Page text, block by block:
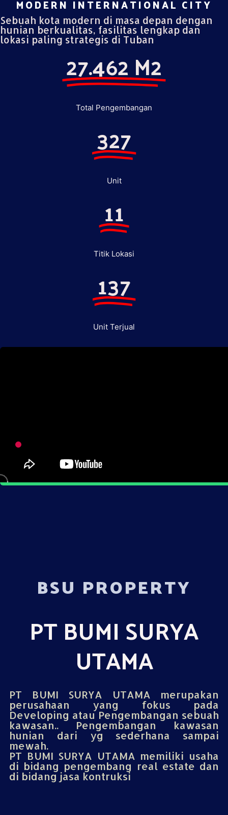
MODERN INTERNATIONAL CITY​
Sebuah kota modern di masa depan dengan
hunian berkualitas, fasilitas lengkap dan
lokasi paling strategis di Tuban
27.462 M2
Total Pengembangan
327
Unit
11
Titik Lokasi
137
Unit Terjual
BSU PROPERTY
PT BUMI SURYA
UTAMA
PT BUMI SURYA UTAMA merupakan
perusahaan yang fokus pada
Developing atau Pengembangan sebuah
kawasan.. Pengembangan kawasan
hunian dari yg sederhana sampai
mewah.
PT BUMI SURYA UTAMA memiliki usaha
di bidang pengembang real estate dan
di bidang jasa kontruksi